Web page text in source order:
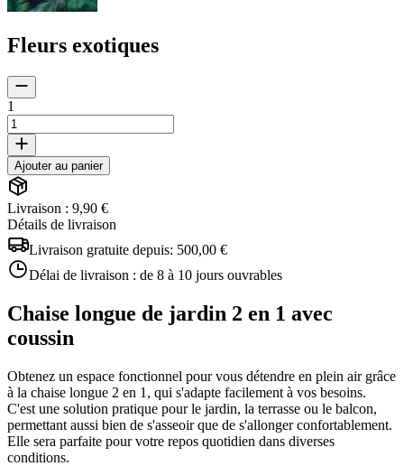
Fleurs exotiques
1
Ajouter au panier
Livraison : 9,90 €
Détails de livraison
Livraison gratuite depuis: 500,00 €
Délai de livraison : de 8 à 10 jours ouvrables
Chaise longue de jardin 2 en 1 avec
coussin
Obtenez un espace fonctionnel pour vous détendre en plein air grâce
à la chaise longue 2 en 1, qui s'adapte facilement à vos besoins.
C'est une solution pratique pour le jardin, la terrasse ou le balcon,
permettant aussi bien de s'asseoir que de s'allonger confortablement.
Elle sera parfaite pour votre repos quotidien dans diverses
conditions.